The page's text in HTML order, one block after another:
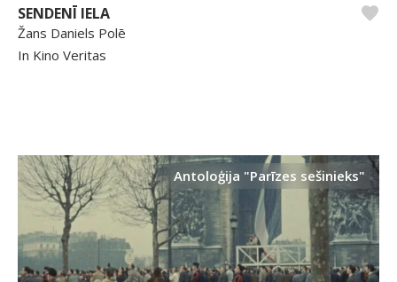
SENDENĪ IELA
Žans Daniels Polē
In Kino Veritas
Antoloģija "Parīzes sešinieks"